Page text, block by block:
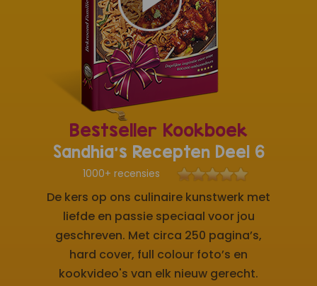
Bestseller Kookboek
Sandhia's Recepten Deel 6
1000+ recensies
De kers op ons culinaire kunstwerk met
liefde en passie speciaal voor jou
geschreven. Met circa 250 pagina’s,
hard cover, full colour foto’s en
kookvideo's van elk nieuw gerecht.